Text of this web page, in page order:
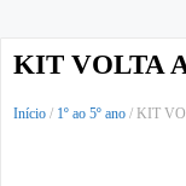
KIT VOLTA
Início / 1º ao 5º ano / KIT